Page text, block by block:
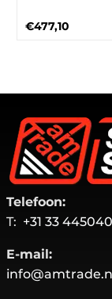
€477,10
Telefoon:
T: +31 33
E-mail: